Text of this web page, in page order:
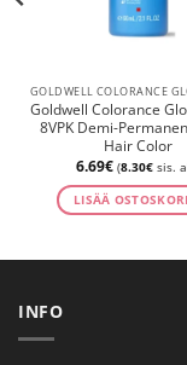
Goldwell Colorance
8VPK Demi-
Hair Color
6.69€ (8.30€ sis.
LISÄÄ
INFO